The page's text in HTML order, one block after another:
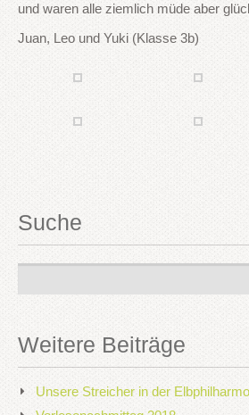
und waren alle ziemlich müde aber
Juan, Leo und Yuki (Klasse 3b)
Suche
Weitere Beiträge
Unsere Streicher in der